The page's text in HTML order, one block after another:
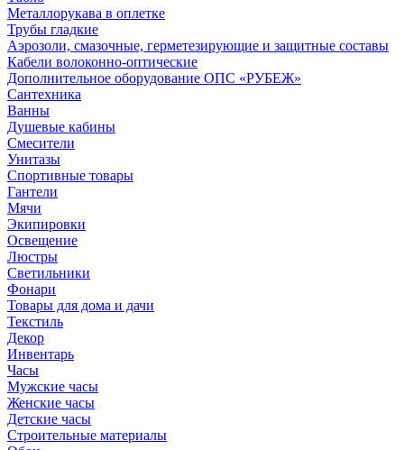
Металлорукава в оплетке
Трубы гладкие
Аэрозоли, смазочные, герметезирующие и защитные составы
Кабели волоконно-оптические
Дополнительное оборудование ОПС «РУБЕЖ»
Сантехника
Ванны
Душевые кабины
Смесители
Унитазы
Спортивные товары
Гантели
Мячи
Экипировки
Освещение
Люстры
Светильники
Фонари
Товары для дома и дачи
Текстиль
Декор
Инвентарь
Часы
Мужские часы
Женские часы
Детские часы
Строительные материалы